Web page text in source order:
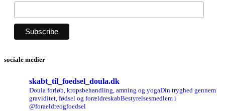
sociale medier
skabt_til_foedsel_doula.dk
Doula forløb, kropsbehandling, amning og yogaDin tryghed gennem
graviditet, fødsel og forældreskabBestyrelsesmedlem i
@foraeldreogfoedsel